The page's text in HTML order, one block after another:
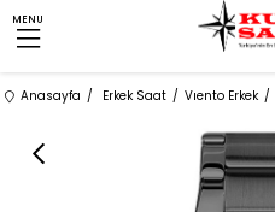
MENU
Anasayfa Erkek Saat Vıento Erkek